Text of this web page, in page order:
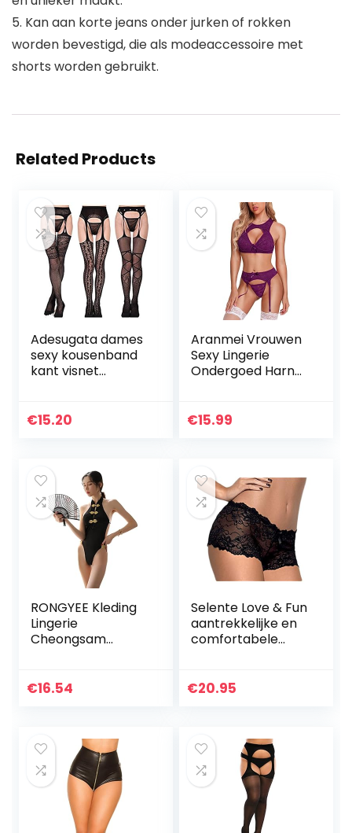
5. Kan aan korte jeans onder jurken of rokken
worden bevestigd, die als modeaccessoire met
shorts worden gebruikt.
Related Products
Adesugata dames
sexy kousenband
kant visnet
kousen kousen
€15.20
Aranmei Vrouwen
Sexy Lingerie
Ondergoed Harnas
Bralettes
€15.99
RONGYEE Kleding
Lingerie
Cheongsam
Chinese Stijl
€16.54
Selente Love & Fun
aantrekkelijke en
comfortabele
openget, gemaakt
€20.95